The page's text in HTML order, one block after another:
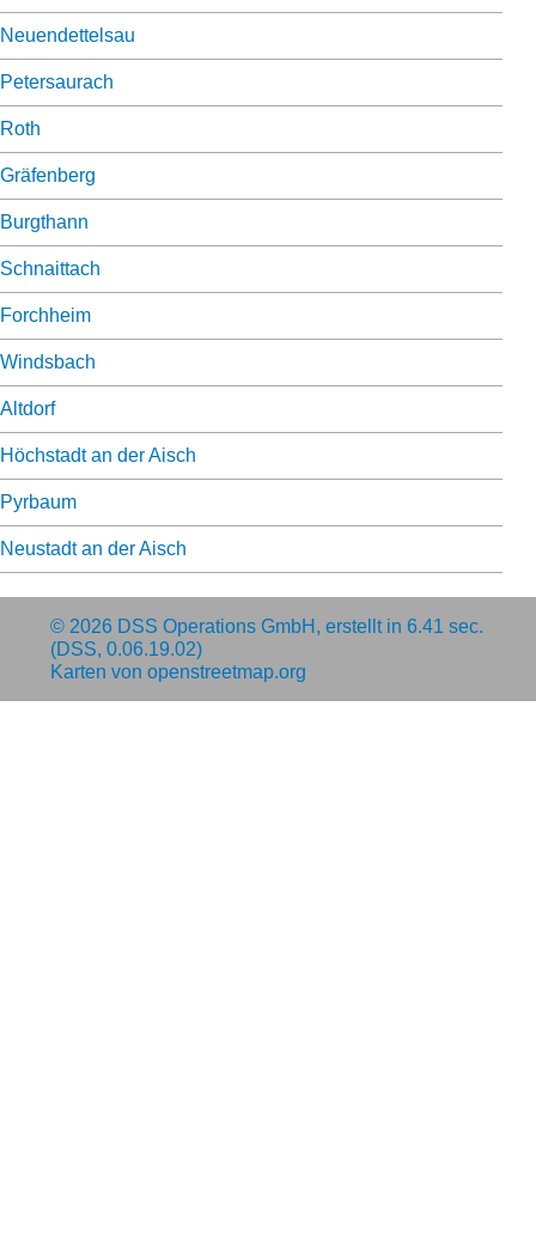
Neuendettelsau
Petersaurach
Roth
Gräfenberg
Burgthann
Schnaittach
Forchheim
Windsbach
Altdorf
Höchstadt an der Aisch
Pyrbaum
Neustadt an der Aisch
© 2026 DSS Operations GmbH , erstellt in 6.41 sec.
(DSS, 0.06.19.02)
Karten von openstreetmap.org